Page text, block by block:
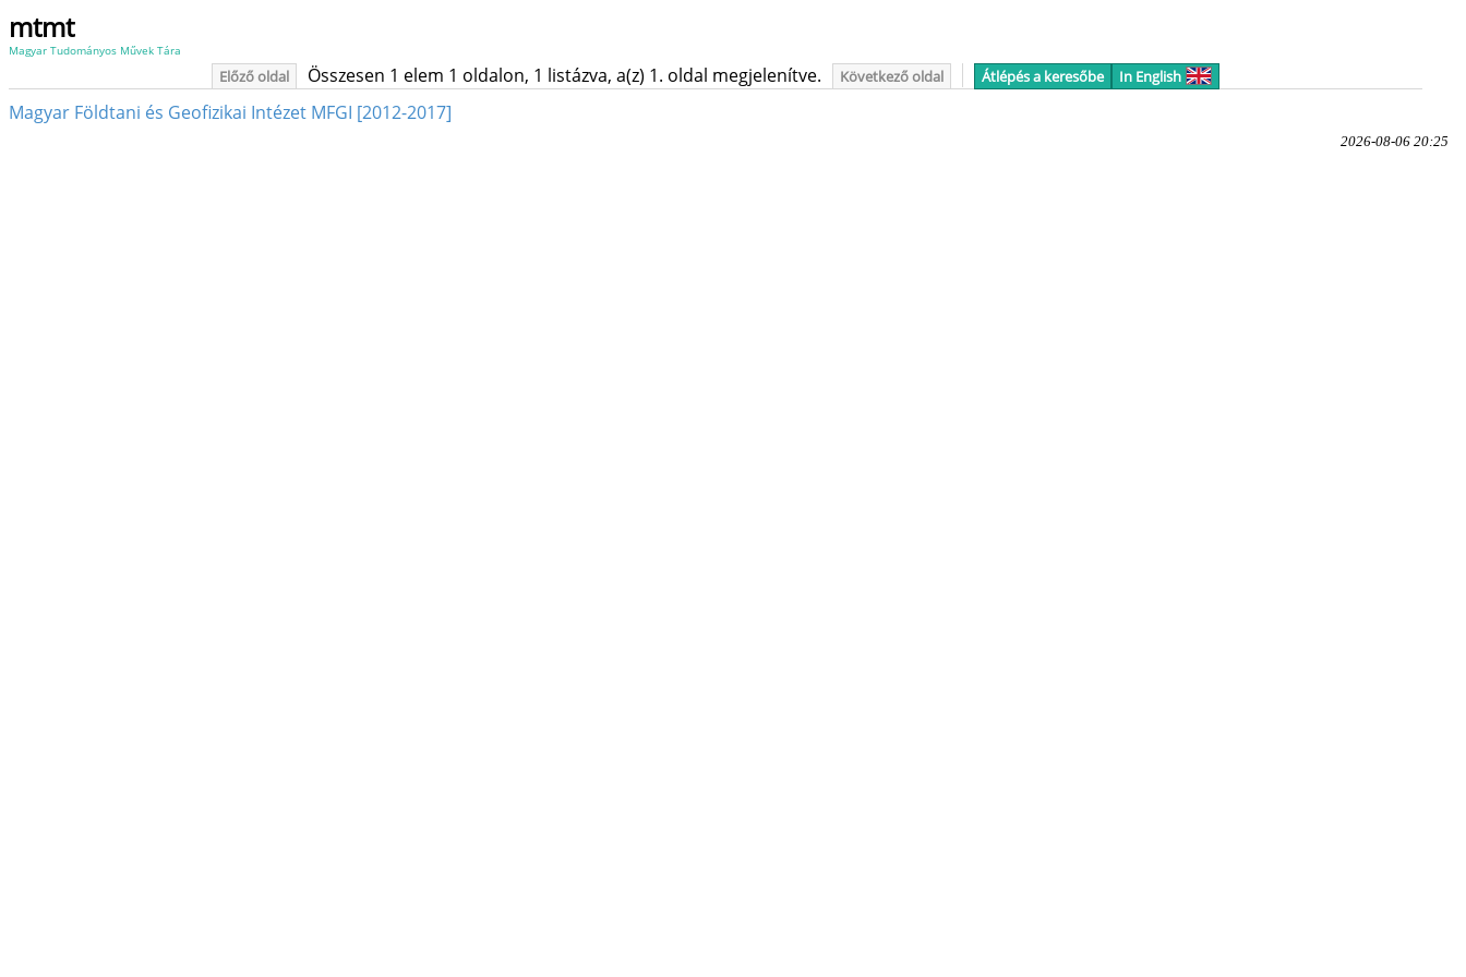
mtmt
Magyar Tudományos Művek Tára
Előző oldal Összesen 1 elem 1 oldalon, 1 listázva, a(z) 1. oldal megjelenítve. Következő oldal Átlépés a keresőbe In English
Magyar Földtani és Geofizikai Intézet MFGI [2012-2017]
2026-08-06 20:25